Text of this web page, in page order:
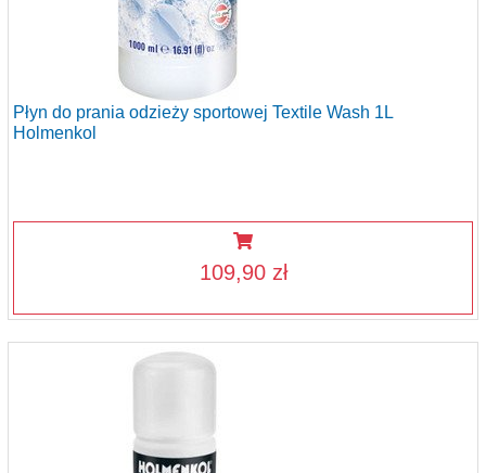
Płyn do prania odzieży sportowej Textile Wash 1L
Holmenkol
109,90 zł